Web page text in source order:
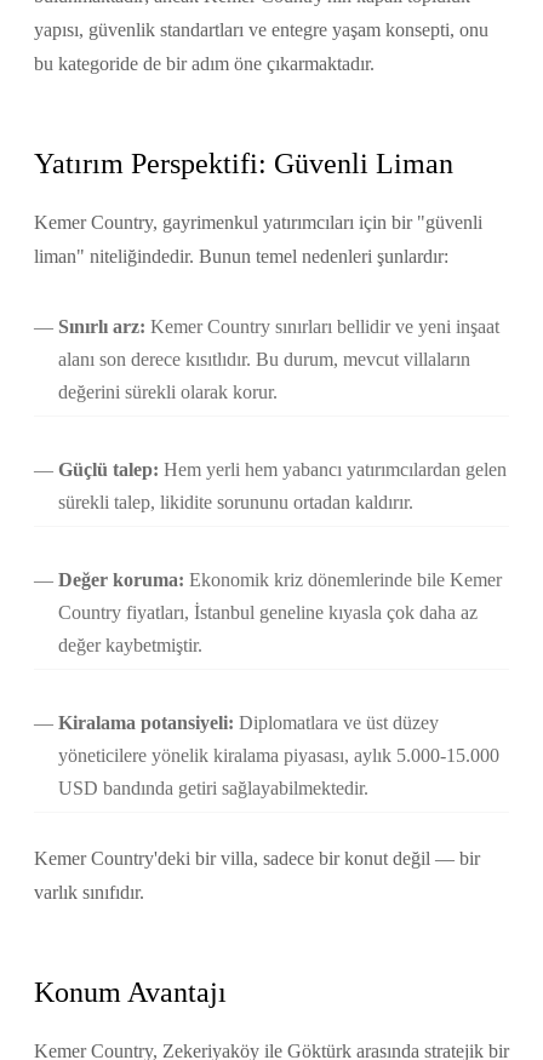
yapısı, güvenlik standartları ve entegre yaşam konsepti, onu
bu kategoride de bir adım öne çıkarmaktadır.
Yatırım Perspektifi: Güvenli Liman
Kemer Country, gayrimenkul yatırımcıları için bir "güvenli
liman" niteliğindedir. Bunun temel nedenleri şunlardır:
Sınırlı arz: Kemer Country sınırları bellidir ve yeni inşaat
alanı son derece kısıtlıdır. Bu durum, mevcut villaların
değerini sürekli olarak korur.
Güçlü talep: Hem yerli hem yabancı yatırımcılardan gelen
sürekli talep, likidite sorununu ortadan kaldırır.
Değer koruma: Ekonomik kriz dönemlerinde bile Kemer
Country fiyatları, İstanbul geneline kıyasla çok daha az
değer kaybetmiştir.
Kiralama potansiyeli: Diplomatlara ve üst düzey
yöneticilere yönelik kiralama piyasası, aylık 5.000-15.000
USD bandında getiri sağlayabilmektedir.
Kemer Country'deki bir villa, sadece bir konut değil — bir
varlık sınıfıdır.
Konum Avantajı
Kemer Country, Zekeriyaköy ile Göktürk arasında stratejik bir